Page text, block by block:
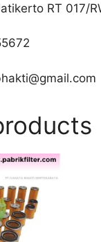
RT 017/